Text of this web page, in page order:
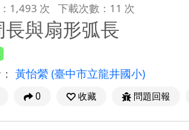
1,493 次 下載次數：11 次
長與扇形弧長
黃怡縈 (臺中市立龍井國小)
0 收藏 問題回報